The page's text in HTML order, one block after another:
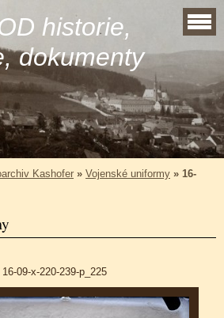
historie,
dokumenty
Kashofer » Vojenské uniformy » 16-
16-09-x-220-239-p_225